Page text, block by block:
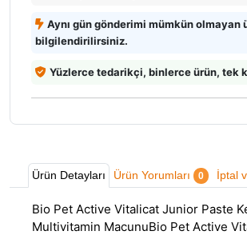
Aynı gün gönderimi mümkün olmayan
bilgilendirilirsiniz.
Yüzlerce tedarikçi, binlerce ürün, tek
Ürün Detayları Ürün Yorumları 0 İptal
Bio Pet Active Vitalicat Junior Paste
Multivitamin MacunuBio Pet Active